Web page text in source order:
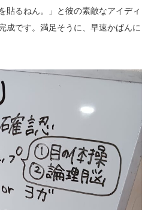
貼るねん。」と彼の素敵なアイディ
成です。満足そうに、早速かばんに